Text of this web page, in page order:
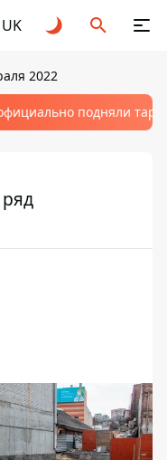
UK
2022
подняли